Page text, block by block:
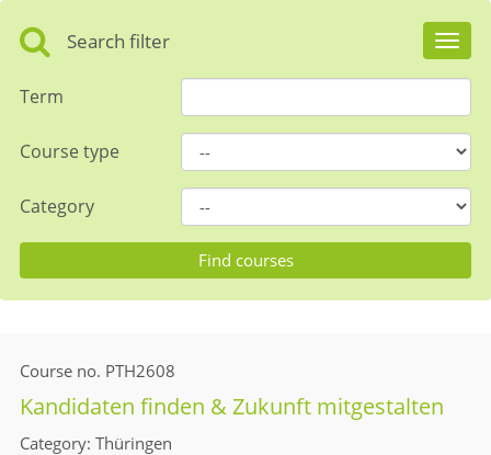
Search filter
Term
Course type
Category
Course no. PTH2608
Kandidaten finden & Zukunft mitgestalten
Category Thüringen